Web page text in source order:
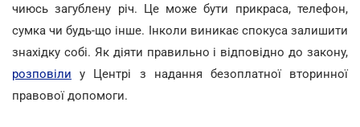
чиюсь загублену річ. Це може бути прикраса, телефон,
сумка чи будь-що інше. Інколи виникає спокуса залишити
знахідку собі. Як діяти правильно і відповідно до закону,
розповіли у Центрі з надання безоплатної вторинної
правової допомоги.